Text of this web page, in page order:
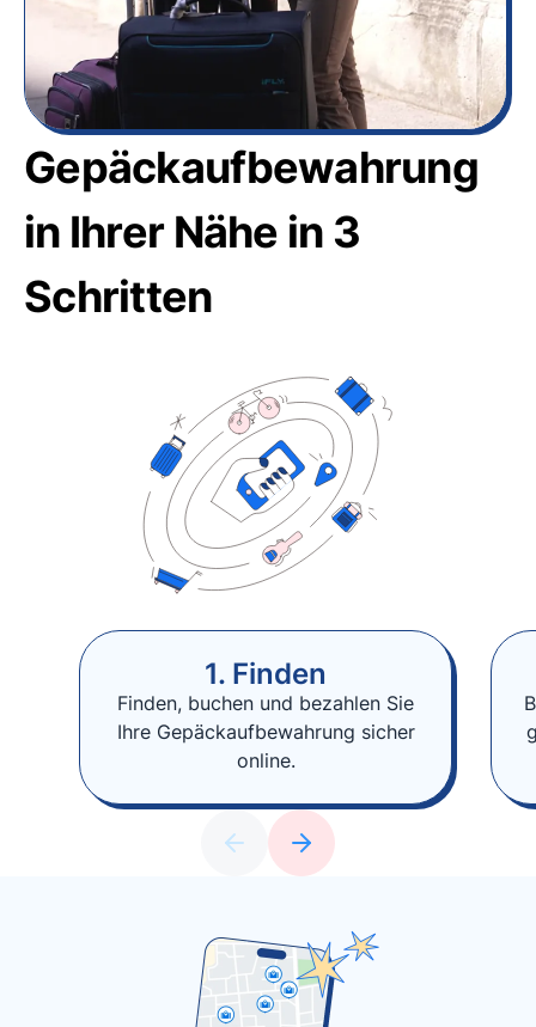
Gepäckaufbewahrung
in Ihrer Nähe in 3
Schritten
1. Finden
Finden, buchen und bezahlen Sie
Ihre Gepäckaufbewahrung sicher
online.